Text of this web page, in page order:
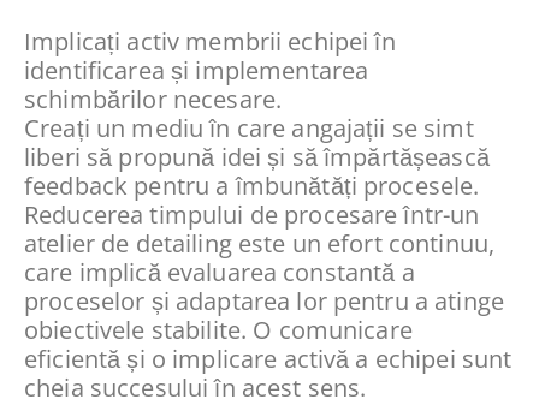
Implicați activ membrii echipei în
identificarea și implementarea
schimbărilor necesare.
Creați un mediu în care angajații se simt
liberi să propună idei și să împărtășească
feedback pentru a îmbunătăți procesele.
Reducerea timpului de procesare într-un
atelier de detailing este un efort continuu,
care implică evaluarea constantă a
proceselor și adaptarea lor pentru a atinge
obiectivele stabilite. O comunicare
eficientă și o implicare activă a echipei sunt
cheia succesului în acest sens.